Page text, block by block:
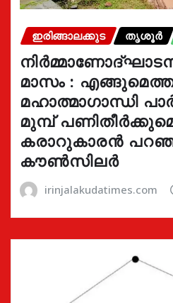
ഇരിങ്ങാലക്കുട തൃശൂർ
മാസം :
മഹാത്മാഗാന്ധി
മുമ്പ്
കരാറുകാരൻ
കൗൺസിലർ
irinjalakudatimes.com